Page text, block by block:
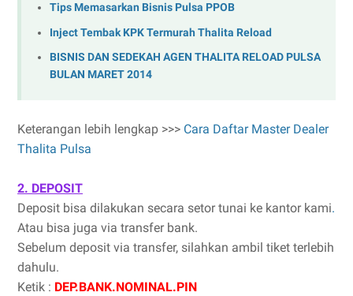
Tips Memasarkan Bisnis Pulsa PPOB
Inject Tembak KPK Termurah Thalita Reload
BISNIS DAN SEDEKAH AGEN THALITA RELOAD PULSA
BULAN MARET 2014
Keterangan lebih lengkap >>> Cara Daftar Master Dealer
Thalita Pulsa
2. DEPOSIT
Deposit bisa dilakukan secara setor tunai ke kantor kami.
Atau bisa juga via transfer bank.
Sebelum deposit via transfer, silahkan ambil tiket terlebih
dahulu.
Ketik : DEP.BANK.NOMINAL.PIN